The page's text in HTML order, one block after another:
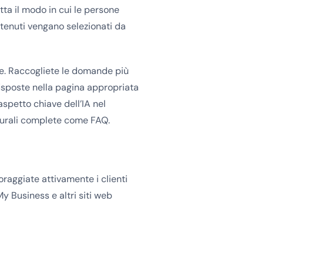
il modo in cui le persone
vengano selezionati da
Raccogliete le domande più
nella pagina appropriata
chiave dell’IA nel
complete come FAQ.
attivamente i clienti
Business e altri siti web